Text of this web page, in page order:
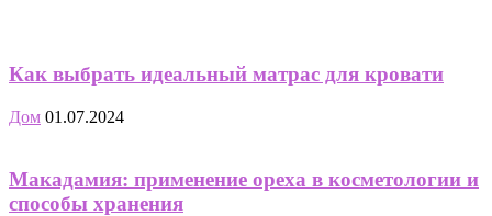
Как выбрать идеальный матрас для кровати
Дом 01.07.2024
Макадамия: применение ореха в косметологии и
способы хранения